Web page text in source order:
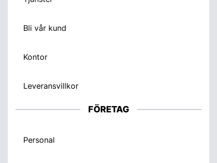
Bli vår kund
Kontor
Leveransvillkor
FÖRETAG
Personal